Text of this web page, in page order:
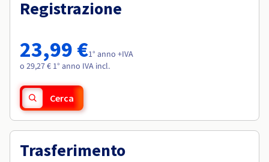
Tariffe
Roadmap & Changelog
Osservabilità
Roadmap & Changelog
Roadmap & Changelog
Roadmap & Changelog
Roadmap & Changelog
Registrazione
23,99 €1° anno +IVA
o 29,27 € 1° anno IVA incl.
Cerca
Trasferimento